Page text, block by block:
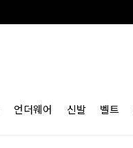
언더웨어 신발 벨트